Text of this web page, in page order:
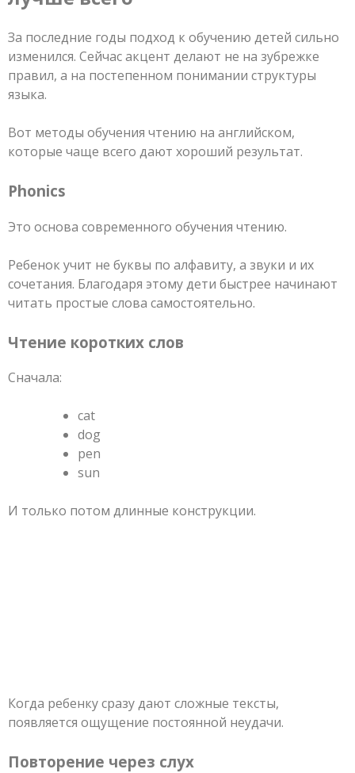
За последние годы подход к обучению детей сильно
изменился. Сейчас акцент делают не на зубрежке
правил, а на постепенном понимании структуры
языка.
Вот методы обучения чтению на английском,
которые чаще всего дают хороший результат.
Phonics
Это основа современного обучения чтению.
Ребенок учит не буквы по алфавиту, а звуки и их
сочетания. Благодаря этому дети быстрее начинают
читать простые слова самостоятельно.
Чтение коротких слов
Сначала:
cat
dog
pen
sun
И только потом длинные конструкции.
Когда ребенку сразу дают сложные тексты,
появляется ощущение постоянной неудачи.
Повторение через слух